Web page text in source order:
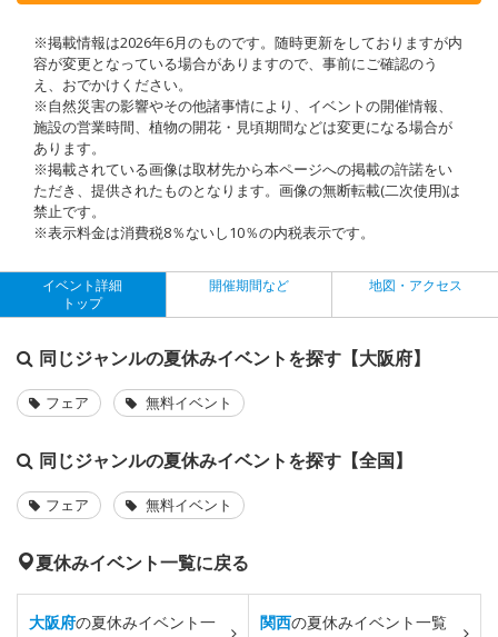
※掲載情報は2026年6月のものです。随時更新をしておりますが内
容が変更となっている場合がありますので、事前にご確認のう
え、おでかけください。
※自然災害の影響やその他諸事情により、イベントの開催情報、
施設の営業時間、植物の開花・見頃期間などは変更になる場合が
あります。
※掲載されている画像は取材先から本ページへの掲載の許諾をい
ただき、提供されたものとなります。画像の無断転載(二次使用)は
禁止です。
※表示料金は消費税8％ないし10％の内税表示です。
イベント詳細
トップ
開催期間など 地図・アクセス
同じジャンルの夏休みイベントを探す【大阪府】
フェア 無料イベント
同じジャンルの夏休みイベントを探す【全国】
フェア 無料イベント
夏休みイベント一覧に戻る
大阪府の夏休みイベント一
関西の夏休みイベント一覧